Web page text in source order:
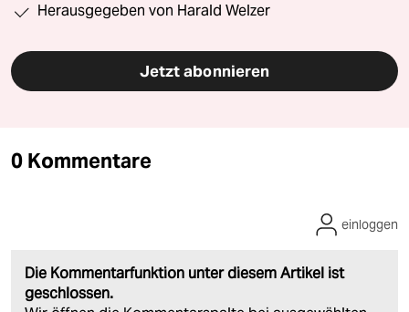
Herausgegeben von Harald Welzer
Jetzt abonnieren
0 Kommentare
Die Kommentarfunktion unter diesem Artikel ist
geschlossen.
einloggen